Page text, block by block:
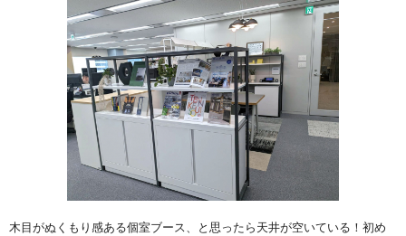
木目がぬくもり感ある個室ブース、と思ったら天井が空いている！初め